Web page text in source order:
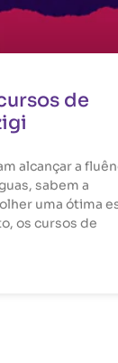
de
alcançar a
sabem a
uma ótima
os cursos de